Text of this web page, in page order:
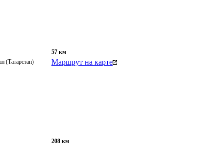
(Татарстан)
57 км
Маршрут на карте
208 км